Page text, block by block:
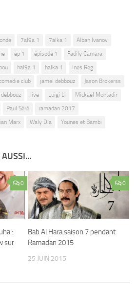
7al9a 1 7alka 1
Alban Ivanov
ep 1 épisode 1
Fadily Camara
hal9a 1 halka 1
Ines Reg
club jamel debbouz
Jason Brokerss
live Luigi Li
Mickael Montadir
Paul Séré
ramadan 2017
Marx Waly Dia Younes et Bambi
0
:
sur
0
Bab Al Hara saison 7 pendant
Ramadan 2015
25 JUIN 2015